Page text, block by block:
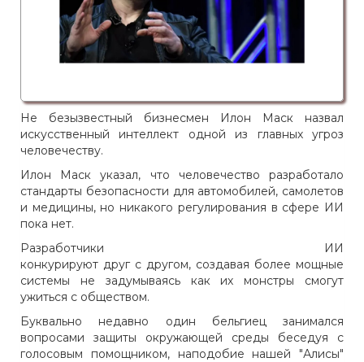
Не безызвестный бизнесмен Илон Маск назвал
искусственный интеллект одной из главных угроз
человечеству.
Илон Маск указал, что человечество разработало
стандарты безопасности для автомобилей, самолетов
и медицины, но никакого регулирования в сфере ИИ
пока нет.
Разработчики ИИ
конкурируют друг с другом, создавая более мощные
системы не задумываясь как их монстры смогут
ужиться с обществом.
Буквально недавно один бельгиец занимался
вопросами защиты окружающей среды беседуя с
голосовым помощником, наподобие нашей "Алисы"